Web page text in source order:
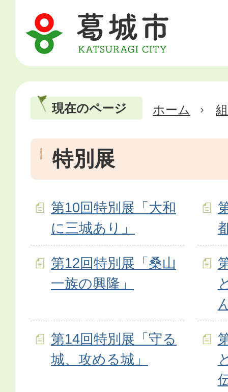
現在のページ ホーム
特別展
第10回特別展「大和
に三城あり」
第12回特別展「桑山
一族の興隆」
第14回特別展「守る
城、攻める城」